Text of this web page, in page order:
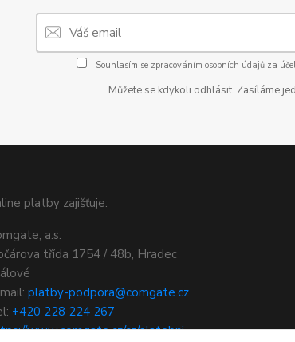
Souhlasím se zpracováním osobních údajůza
Můžete se kdykoli odhlásit. Zasíláme
platby zajišťuje:
a.s.
třída 1754 / 48b, Hradec
platby-podpora@comgate.cz
+420 228 224 267
www.comgate.cz/cz/platebni-